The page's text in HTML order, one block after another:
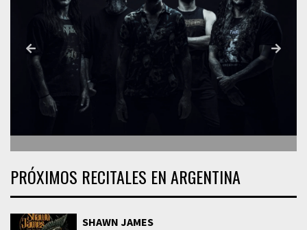
PRÓXIMOS RECITALES EN ARGENTINA
SHAWN JAMES